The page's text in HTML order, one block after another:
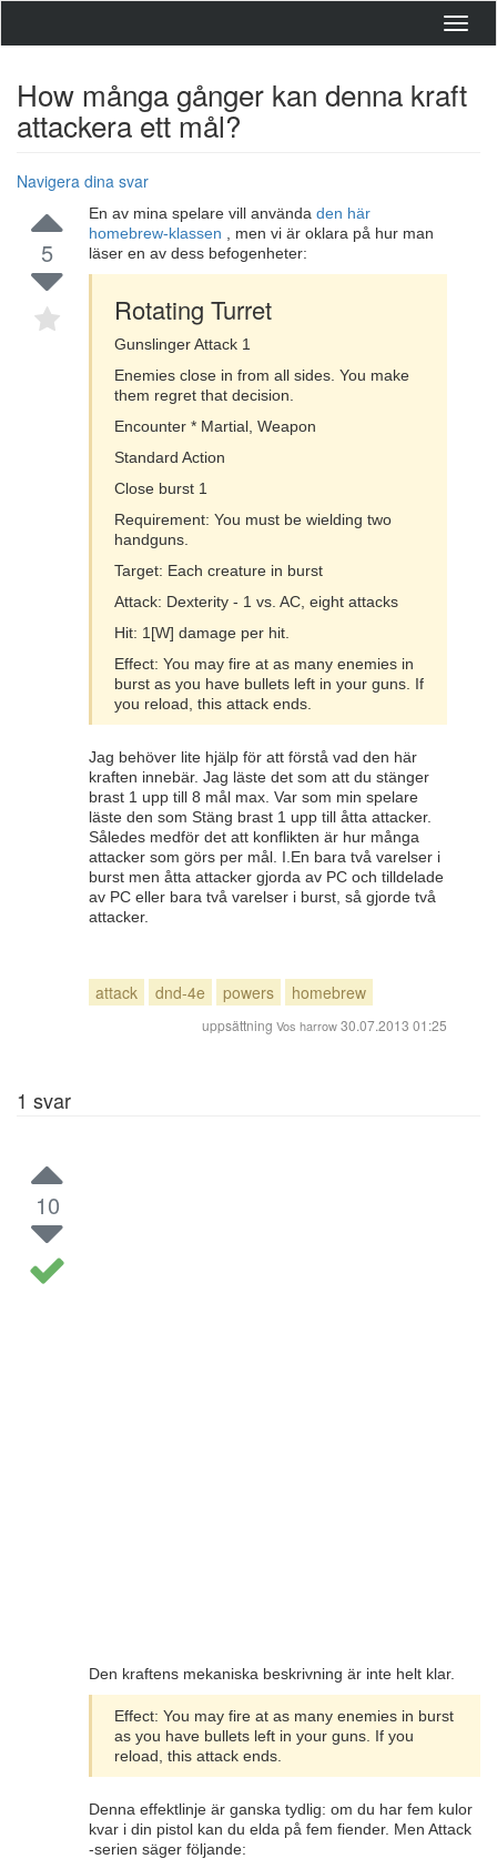
How många gånger kan denna kraft
attackera ett mål?
Navigera dina svar
5
En av mina spelare vill använda den här
homebrew-klassen
, men vi är oklara på hur man
läser en av dess befogenheter:
Rotating Turret
Gunslinger Attack 1
Enemies close in from all sides. You make
them regret that decision.
Encounter * Martial, Weapon
Standard Action
Close burst 1
Requirement: You must be wielding two
handguns.
Target: Each creature in burst
Attack: Dexterity - 1 vs. AC, eight attacks
Hit: 1[W] damage per hit.
Effect: You may fire at as many enemies in
burst as you have bullets left in your guns. If
you reload, this attack ends.
Jag behöver lite hjälp för att förstå vad den här
kraften innebär. Jag läste det som att du stänger
brast 1 upp till 8 mål max. Var som min spelare
läste den som Stäng brast 1 upp till åtta attacker.
Således medför det att konflikten är hur många
attacker som görs per mål. I.En bara två varelser i
burst men åtta attacker gjorda av PC och tilldelade
av PC eller bara två varelser i burst, så gjorde två
attacker.
attack dnd-4e powers homebrew
uppsättning Vos harrow30.07.2013 01:25
1 svar
10
Den kraftens mekaniska beskrivning är inte helt klar.
Effect: You may fire at as many enemies in burst
as you have bullets left in your guns. If you
reload, this attack ends.
Denna effektlinje är ganska tydlig: om du har fem kulor
kvar i din pistol kan du elda på fem fiender. Men Attack
-serien säger följande: